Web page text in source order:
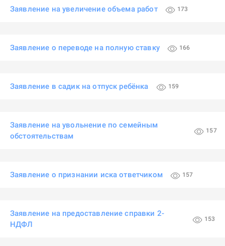
Заявление на увеличение объема работ 173
Заявление о переводе на полную ставку 166
Заявление в садик на отпуск ребёнка 159
Заявление на увольнение по семейным
обстоятельствам
157
Заявление о признании иска ответчиком 157
Заявление на предоставление справки 2-
НДФЛ
153